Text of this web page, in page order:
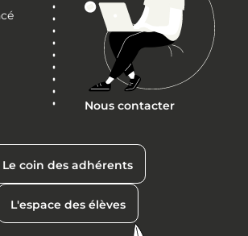
Nous contacter
Le coin des adhérents
L'espace des élèves